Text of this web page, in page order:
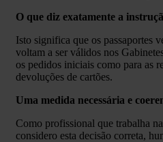
O que diz exatamente a
Isto significa que os passaportes
voltam a ser válidos nos
os pedidos iniciais como para as
devoluções de cartões.
Uma medida necessária e
Como profissional que trabalha
considero esta decisão correta,